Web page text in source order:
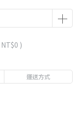
NT$0 )
運送方式